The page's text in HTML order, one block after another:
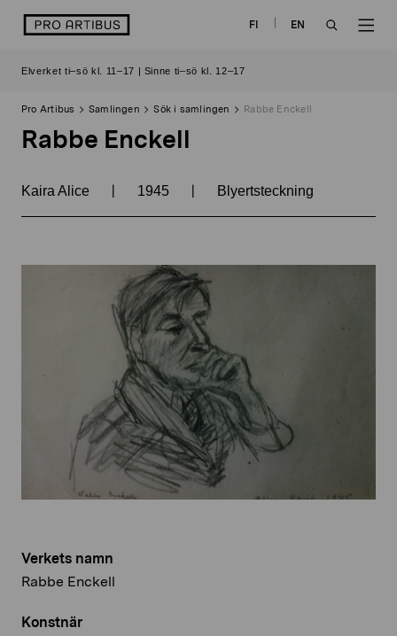
logo FI
EN
Elverket ti–sö kl. 11–17 | Sinne ti–sö kl. 12–17
Pro Artibus Samlingen Sök i samlingen Rabbe Enckell
Rabbe Enckell
Kaira Alice | 1945 | Blyertsteckning
Verkets namn
Rabbe Enckell
Konstnär